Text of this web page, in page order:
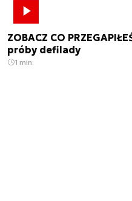
ZOBACZ CO
próby defilady
1 min.